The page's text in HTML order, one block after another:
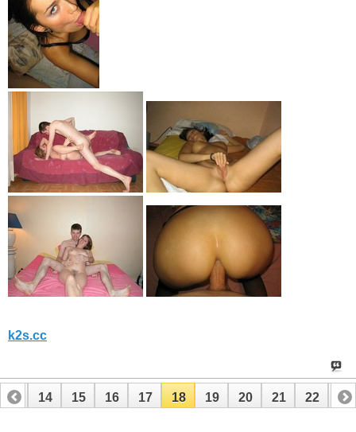
k2s.cc
13 14 15 16 17 18 19 20 21 22 23